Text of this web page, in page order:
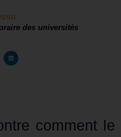
des universités
comment le